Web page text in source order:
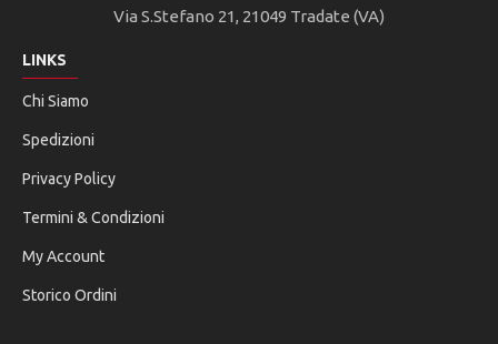
Via S.Stefano 21, 21049 Tradate (VA)
LINKS
Chi Siamo
Spedizioni
Privacy Policy
Termini & Condizioni
My Account
Storico Ordini